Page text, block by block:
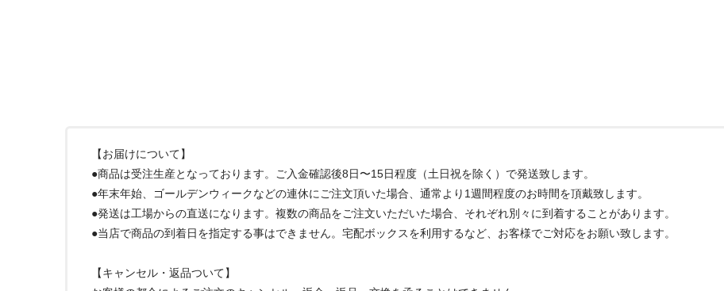
【お届けについて】
●商品は受注生産となっております。ご入金確認後8日〜15日程度（土日祝を除く）で発送致します。
●年末年始、ゴールデンウィークなどの連休にご注文頂いた場合、通常より1週間程度のお時間を頂戴致します。
●発送は工場からの直送になります。複数の商品をご注文いただいた場合、それぞれ別々に到着することがあります。
●当店で商品の到着日を指定する事はできません。宅配ボックスを利用するなど、お客様でご対応をお願い致します。
【キャンセル・返品ついて】